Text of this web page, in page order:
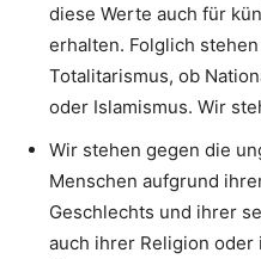
diese Werte auch für
erhalten. Folglich
Totalitarismus, ob
oder Islamismus. Wir
Wir stehen gegen die
Menschen aufgrund
Geschlechts und ihrer
auch ihrer Religion